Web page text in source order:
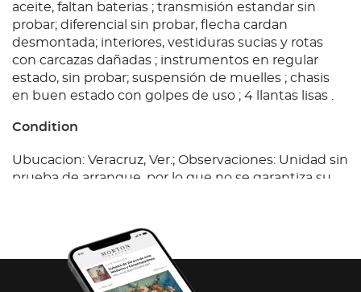
aceite, faltan baterias ; transmisión estandar sin
probar; diferencial sin probar, flecha cardan
desmontada; interiores, vestiduras sucias y rotas
con carcazas dañadas ; instrumentos en regular
estado, sin probar; suspensión de muelles ; chasis
en buen estado con golpes de uso ; 4 llantas lisas .
Condition
Ubucacion: Veracruz, Ver.; Observaciones: Unidad sin
prueba de arranque, por lo que no se garantiza su
probar; diferencial sin probar, flecha cardan
desmontada; interiores, vestiduras sucias y rotas
con carcazas dañadas ; instrumentos en regular
estado, sin probar; suspensión de muelles ; chasis